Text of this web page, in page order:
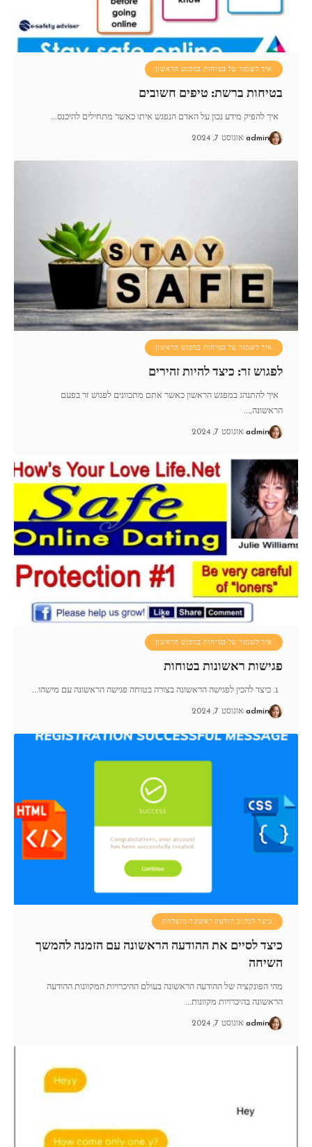
איך לשמור על בטיחות במפגש הראשון
בטיחות ברשת: טיפים חשובים
איך להפיק מידע נכון על האדם הנפגש איתו כאשר מתחילים להיכנס…
admin אוגוסט 7, 2024
איך לשמור על בטיחות במפגש הראשון
לפגוש זר: כיצד להיות זהירים
איך להתנהג במפגש הראשון כאשר אתם מתכוונים לפגוש זר בפעם
הראשונה,…
admin אוגוסט 7, 2024
איך לשמור על בטיחות במפגש הראשון
פגישות ראשונות בטוחות
…
admin אוגוסט 7, 2024
כיצד לכתוב הודעה ראשונה מוצלחת
כיצד לסיים את ההודעה הראשונה עם הזמנה להמשך
השיחה
מהי הפונקציה של ההודעה הראשונה בעולם ההיכרויות המקוונות ההודעה
הראשונה בהיכרויות מקוונות
admin אוגוסט 7, 2024